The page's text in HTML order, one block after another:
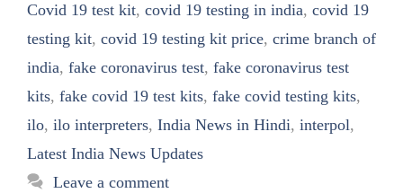
Covid 19 test kit, covid 19 testing in india, covid 19
testing kit, covid 19 testing kit price, crime branch of
india, fake coronavirus test, fake coronavirus test
kits, fake covid 19 test kits, fake covid testing kits,
ilo, ilo interpreters, India News in Hindi, interpol,
Latest India News Updates
Leave a comment